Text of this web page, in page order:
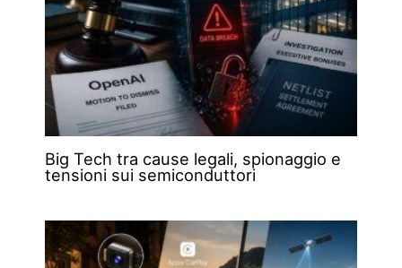
Big Tech tra cause legali, spionaggio e
tensioni sui semiconduttori